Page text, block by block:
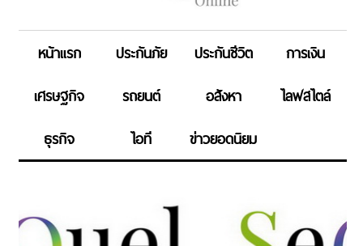
หน้าแรก ประกันภัย ประกันชีวิต
การเงิน
เศรษฐกิจ
รถยนต์ อสังหา
ไลฟสไตล์
ธุรกิจ
ไอที ข่าวยอดนิยม